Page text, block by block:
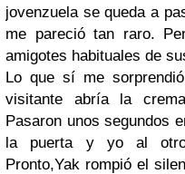
jovenzuela se queda a
me pareció tan raro.
amigotes habituales de
Lo que sí me
visitante abría la
Pasaron unos segundos
la puerta y yo al
Pronto,Yak rompió el